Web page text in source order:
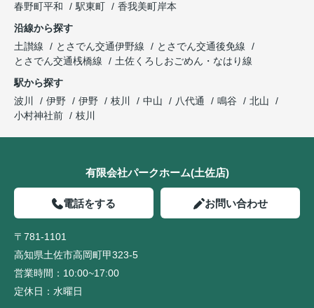
春野町平和
駅東町
香我美町岸本
沿線から探す
土讃線
とさでん交通伊野線
とさでん交通後免線
とさでん交通桟橋線
土佐くろしおごめん・なはり線
駅から探す
波川
伊野 伊野 枝川 中山 八代通 鳴谷
北山
小村神社前
枝川
有限会社パークホーム(土佐店)
電話をする お問い合わせ
〒781-1101
高知県土佐市高岡町甲323-5
営業時間： 10:00~17:00
定休日： 水曜日